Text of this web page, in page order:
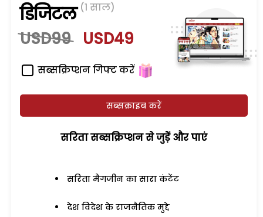
डिजिटल (1 साल)
USD99 USD49
सब्सक्रिप्शन गिफ्ट करें
सब्सक्राइब करें
सरिता सब्सक्रिप्शन से जुड़ेें और पाएं
सरिता मैगजीन का सारा कंटेंट
देश विदेश के राजनैतिक मुद्दे